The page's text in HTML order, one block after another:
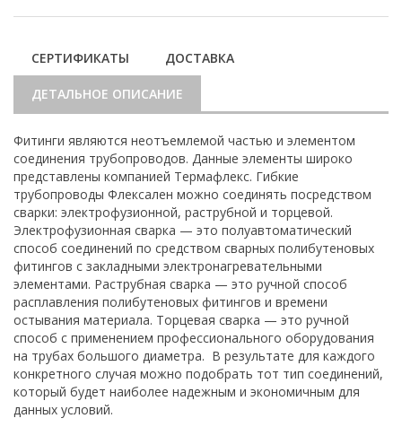
СЕРТИФИКАТЫ ДОСТАВКА
ДЕТАЛЬНОЕ ОПИСАНИЕ
Фитинги являются неотъемлемой частью и элементом
соединения трубопроводов. Данные элементы широко
представлены компанией Термафлекс. Гибкие
трубопроводы Флексален можно соединять посредством
сварки: электрофузионной, раструбной и торцевой.
Электрофузионная сварка — это полуавтоматический
способ соединений по средством сварных полибутеновых
фитингов с закладными электронагревательными
элементами. Раструбная сварка — это ручной способ
расплавления полибутеновых фитингов и времени
остывания материала. Торцевая сварка — это ручной
способ с применением профессионального оборудования
на трубах большого диаметра. В результате для каждого
конкретного случая можно подобрать тот тип соединений,
который будет наиболее надежным и экономичным для
данных условий.